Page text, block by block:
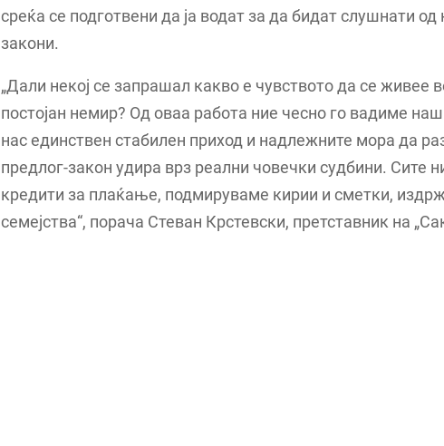
среќа се подготвени да ја водат за да бидат слушнати од
закони.
„Дали некој се запрашал какво е чувството да се живее
постојан немир? Од оваа работа ние чесно го вадиме
нас единствен стабилен приход и надлежните мора да
предлог-закон удира врз реални човечки судбини. Сите
кредити за плаќање, подмируваме кирии и сметки,
семејства“, порача Стеван Крстевски, претставник на